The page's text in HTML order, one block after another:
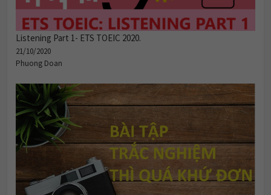
Listening Part 1- ETS TOEIC 2020.
21/10/2020
Phuong Doan